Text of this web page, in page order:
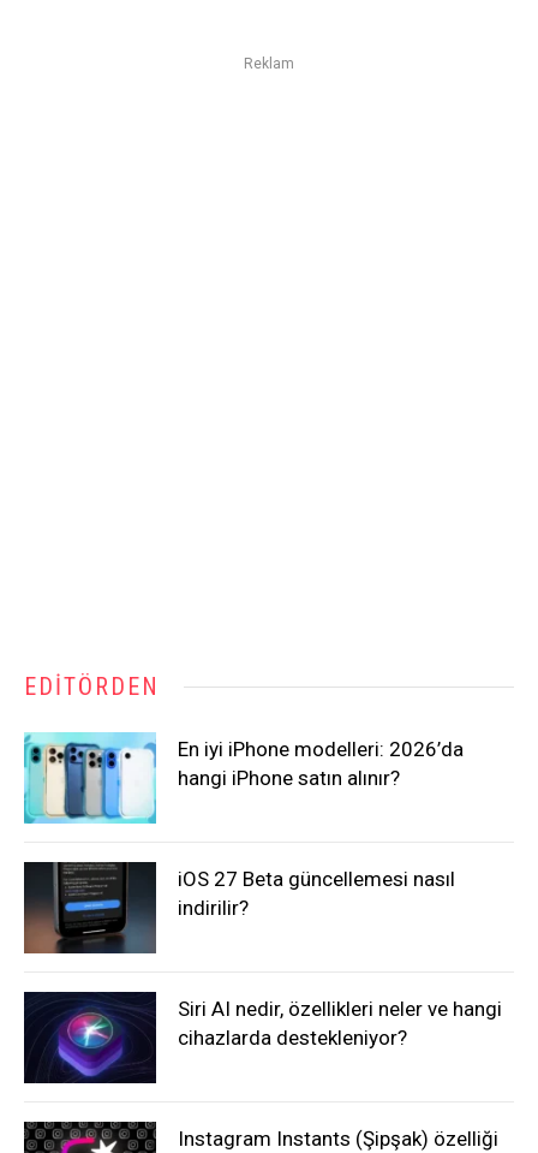
Reklam
EDITÖRDEN
En iyi iPhone modelleri: 2026’da
hangi iPhone satın alınır?
iOS 27 Beta güncellemesi nasıl
indirilir?
Siri AI nedir, özellikleri neler ve hangi
cihazlarda destekleniyor?
Instagram Instants (Şipşak) özelliği